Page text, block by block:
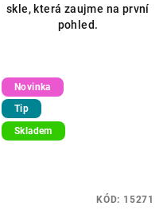
skle, která zaujme na první
pohled.
Novinka
Tip
Skladem
KÓD: 15271